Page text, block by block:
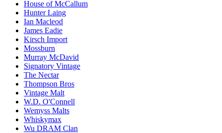
House of McCallum
Hunter Laing
Ian Macleod
James Eadie
Kirsch Import
Mossburn
Murray McDavid
Signatory Vintage
The Nectar
Thompson Bros
Vintage Malt
W.D. O'Connell
Wemyss Malts
Whiskymax
Wu DRAM Clan